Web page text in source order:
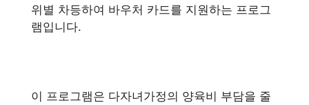
위별 차등하여 바우처 카드를 지원하는 프로그
램입니다.
이 프로그램은 다자녀가정의 양육비 부담을 줄